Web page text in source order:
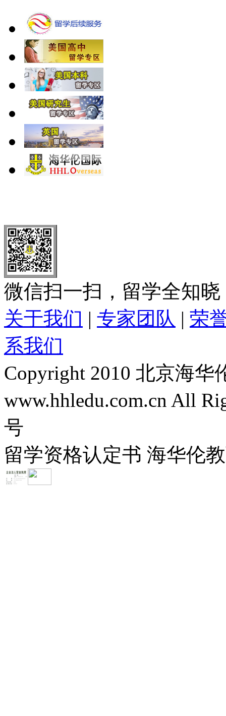
微信扫一扫，留学全知晓
关于我们 | 专家团队 | 荣
系我们
Copyright 2010 北京海
www.hhledu.com.cn All
号
留学资格认定书 海华伦